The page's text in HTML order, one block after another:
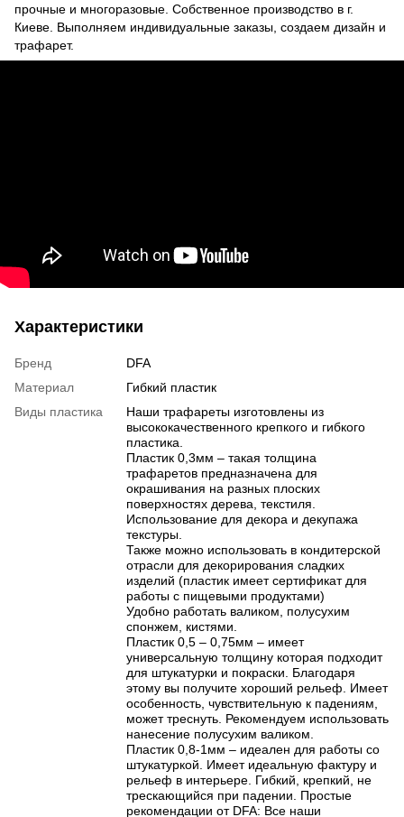
прочные и многоразовые. Собственное производство в г.
Киеве. Выполняем индивидуальные заказы, создаем дизайн и
трафарет.
Характеристики
Бренд
DFA
Материал
Гибкий пластик
Виды пластика
Наши трафареты изготовлены из
высококачественного крепкого и гибкого
пластика.
Пластик 0,3мм – такая толщина
трафаретов предназначена для
окрашивания на разных плоских
поверхностях дерева, текстиля.
Использование для декора и декупажа
текстуры.
Также можно использовать в кондитерской
отрасли для декорирования сладких
изделий (пластик имеет сертификат для
работы с пищевыми продуктами)
Удобно работать валиком, полусухим
спонжем, кистями.
Пластик 0,5 – 0,75мм – имеет
универсальную толщину которая подходит
для штукатурки и покраски. Благодаря
этому вы получите хороший рельеф. Имеет
особенность, чувствительную к падениям,
может треснуть. Рекомендуем использовать
нанесение полусухим валиком.
Пластик 0,8-1мм – идеален для работы со
штукатуркой. Имеет идеальную фактуру и
рельеф в интерьере. Гибкий, крепкий, не
трескающийся при падении. Простые
рекомендации от DFA: Все наши